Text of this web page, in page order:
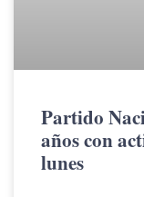
Partido
años con
lunes